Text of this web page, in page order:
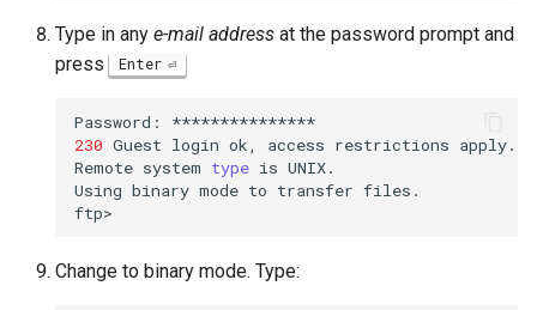
Type in any e-mail address at the password prompt and
press Enter
Password:
230 Guest login ok, access restrictions apply.
Remote system type is UNIX.
Using binary mode to transfer files.
Change to binary mode. Type: